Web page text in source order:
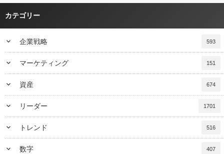
カテゴリー
keyboard_arrow_down 企業戦略 593
keyboard_arrow_down マーケティング 151
keyboard_arrow_down 資産 674
keyboard_arrow_down リーダー 1701
keyboard_arrow_down トレンド 516
keyboard_arrow_down 数字 407